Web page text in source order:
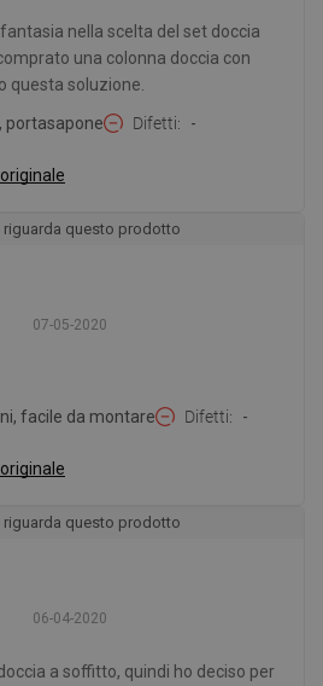
nella scelta del set doccia
una colonna doccia con
questa soluzione.
portasapone Difetti -
riguarda questo prodotto
07-05-2020
facile da montare Difetti -
riguarda questo prodotto
06-04-2020
a soffitto, quindi ho deciso per